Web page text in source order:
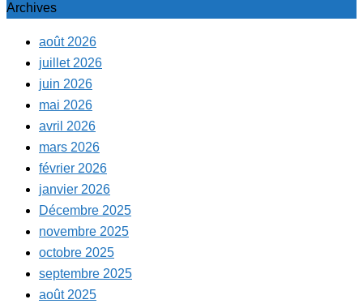
Archives
août 2026
juillet 2026
juin 2026
mai 2026
avril 2026
mars 2026
février 2026
janvier 2026
Décembre 2025
novembre 2025
octobre 2025
septembre 2025
août 2025